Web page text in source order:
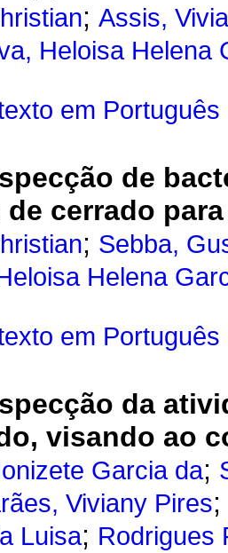
; Assis,
Heloisa Helena
em Português
de
de cerrado
; Sebba,
Helena
em Português
da
visando ao
Garcia da;
Viviany Pires;
Luisa; Rodrigues